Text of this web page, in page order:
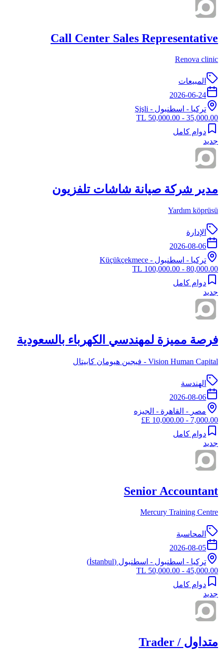
Call Center Sales Representative
Renova clinic
المبيعات
2026-06-24
تركيا - اسطنبول - Şişli
35,000.00 - 50,000.00 TL
دوام كامل
جديد
مدير شركة صيانة شاشات تلفزيون
Yardım köprüsü
الإدارة
2026-08-06
تركيا - اسطنبول - Küçükçekmece
80,000.00 - 100,000.00 TL
دوام كامل
جديد
فرصة مميزة لمهندسي الكهرباء بالسعودية
Vision Human Capital - فيجين هيومان كابيتال
الهندسة
2026-08-06
مصر - القاهرة - الجيزه
7,000.00 - 10,000.00 E£
دوام كامل
جديد
Senior Accountant
Mercury Training Centre
المحاسبة
2026-08-05
تركيا - اسطنبول - اسطنبول (İstanbul)
45,000.00 - 50,000.00 TL
دوام كامل
جديد
متداول / Trader